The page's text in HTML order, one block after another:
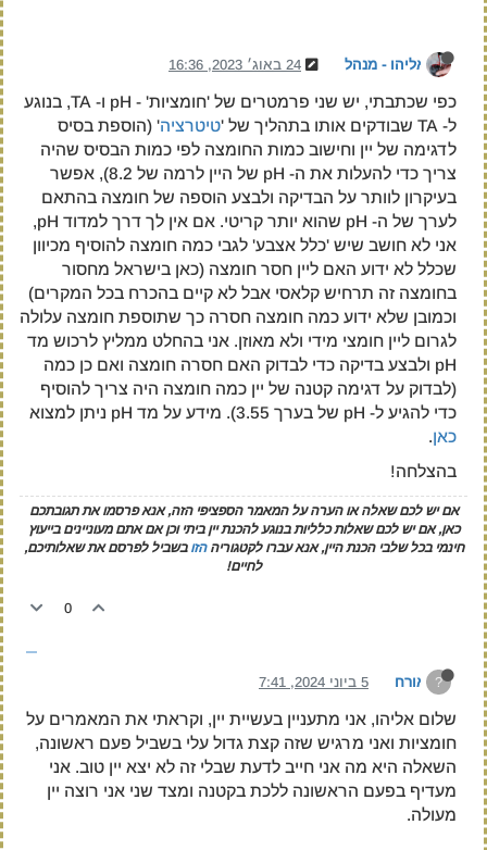
אליהו - מנהל 24 באוג׳ 2023, 16:36
כפי שכתבתי, יש שני פרמטרים של 'חומציות' - pH ו- TA, בנוגע
ל- TA שבודקים אותו בתהליך של '
טיטרציה' (הוספת בסיס
לדגימה של יין וחישוב כמות החומצה לפי כמות הבסיס שהיה
צריך כדי להעלות את ה- pH של היין לרמה של 8.2), אפשר
בעיקרון לוותר על הבדיקה ולבצע הוספה של חומצה בהתאם
לערך של ה- pH שהוא יותר קריטי. אם אין לך דרך למדוד pH,
אני לא חושב שיש 'כלל אצבע' לגבי כמה חומצה להוסיף מכיוון
שכלל לא ידוע האם ליין חסר חומצה (כאן בישראל מחסור
בחומצה זה תרחיש קלאסי אבל לא קיים בהכרח בכל המקרים)
וכמובן שלא ידוע כמה חומצה חסרה כך שתוספת חומצה עלולה
לגרום ליין חומצי מידי ולא מאוזן. אני בהחלט ממליץ לרכוש מד
pH ולבצע בדיקה כדי לבדוק האם חסרה חומצה ואם כן כמה
(לבדוק על דגימה קטנה של יין כמה חומצה היה צריך להוסיף
כדי להגיע ל- pH של בערך 3.55). מידע על מד pH ניתן למצוא
כאן.
בהצלחה!
אם יש לכם שאלה או הערה על המאמר הספציפי הזה, אנא פרסמו את תגובתכם
כאן, אם יש לכם שאלות כלליות בנוגע להכנת יין ביתי וכן אם אתם מעוניינים בייעוץ
חינמי בכל שלבי הכנת היין, אנא עברו לקטגוריההזו בשביל לפרסם את שאלותיכם,
לחיים!
0
? אורח 5 ביוני 2024, 7:41
שלום אליהו, אני מתעניין בעשיית יין, וקראתי את המאמרים על
חומציות ואני מרגיש שזה קצת גדול עלי בשביל פעם ראשונה,
השאלה היא מה אני חייב לדעת שבלי זה לא יצא יין טוב. אני
מעדיף בפעם הראשונה ללכת בקטנה ומצד שני אני רוצה יין
מעולה.